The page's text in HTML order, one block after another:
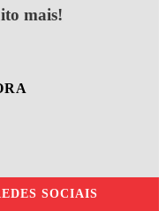
mais!
SOCIAIS